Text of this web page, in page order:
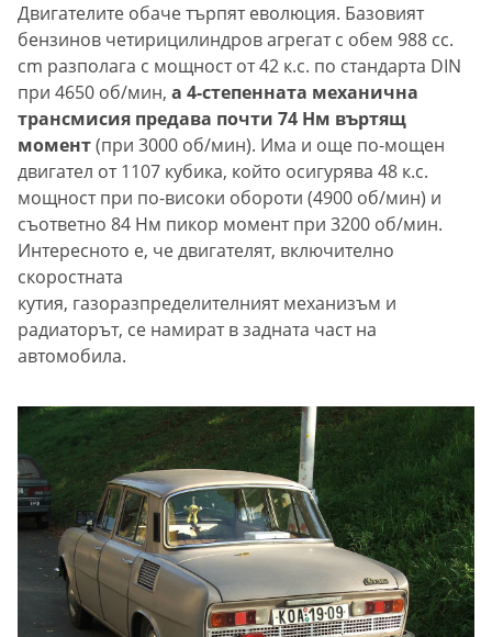
Двигателите обаче търпят еволюция. Базовият
бензинов четирицилиндров агрегат с обем 988 cc.
cm разполага с мощност от 42 к.с. по стандарта DIN
при 4650 об/мин, а 4-степенната механична
трансмисия предава почти 74 Нм въртящ
момент(при 3000 об/мин). Има и още по-мощен
двигател от 1107 кубика, който осигурява 48 к.с.
мощност при по-високи обороти (4900 об/мин) и
съответно 84 Нм пикор момент при 3200 об/мин.
Интересното е, че двигателят, включително
скоростната
кутия, газоразпределителният механизъм и
радиаторът, се намират в задната част на
автомобила.